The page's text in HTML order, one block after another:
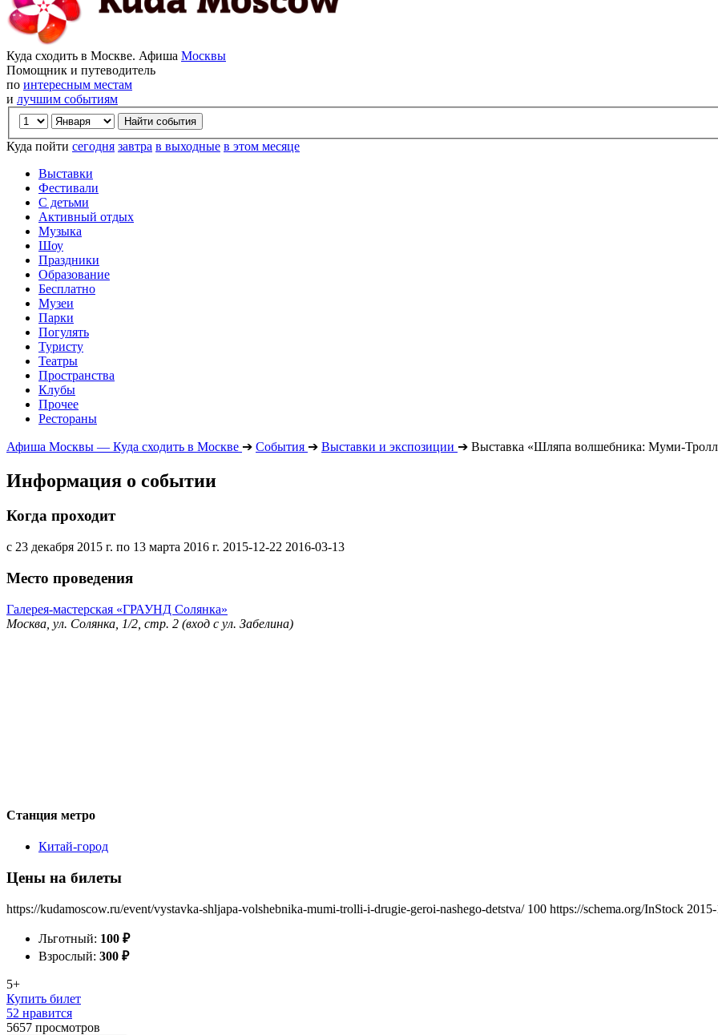
Куда сходить в Москве. Афиша Москвы
Помощник и путеводитель
по интересным местам
и лучшим событиям
Куда пойти сегодня завтра в выходные в этом месяце
Выставки
Фестивали
С детьми
Активный отдых
Музыка
Шоу
Праздники
Образование
Бесплатно
Музеи
Парки
Погулять
Туристу
Театры
Пространства
Клубы
Прочее
Рестораны
Афиша Москвы — Куда сходить в Москве ➔ События ➔ Выставки и экспозиции ➔ Выставка «Шляпа волшебника: Муми-
Информация о событии
Когда проходит
с 23 декабря 2015 г. по 13 марта 2016 г. 2015-12-22 2016-03-13
Место проведения
Галерея-мастерская «ГРАУНД Солянка»
Москва, ул. Солянка, 1/2, стр. 2 (вход с ул. Забелина)
Станция метро
Китай-город
Цены на билеты
https://kudamoscow.ru/event/vystavka-shljapa-volshebnika-mumi-trolli-i-drugie-geroi-nashego-detstva/ 100 https://schema.org/InStock
Льготный: 100 ₽
Взрослый: 300 ₽
5+
Купить билет
52 нравится
5657 просмотров